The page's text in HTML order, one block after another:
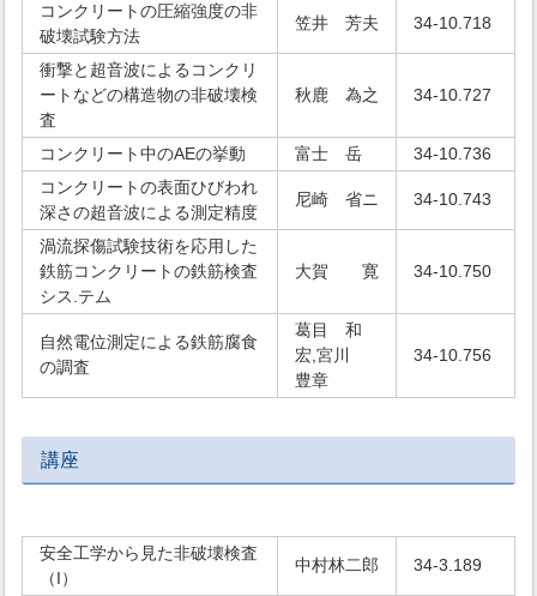
コンクリートの圧縮強度の非
破壊試験方法
笠井 芳夫 34-10.718
衝撃と超音波によるコンクリ
ートなどの構造物の非破壊検
査
秋鹿 為之 34-10.727
コンクリート中のAEの挙動 富士 岳
34-10.736
コンクリートの表面ひびわれ
深さの超音波による測定精度
尼崎 省ニ 34-10.743
渦流探傷試験技術を応用した
鉄筋コンクリートの鉄筋検査
シス.テム
大賀 寛 34-10.750
自然電位測定による鉄筋腐食
の調査
葛目 和
宏,宮川
豊章
34-10.756
講座
安全工学から見た非破壊検査
（I）
中村林二郎 34-3.189